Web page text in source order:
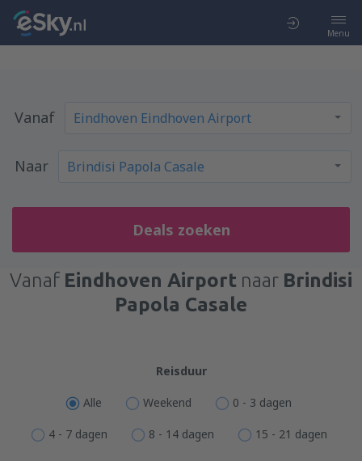
Menu
Vanaf
Naar
Deals zoeken
Vanaf Eindhoven Airport naar Brindisi
Papola Casale
Reisduur
Alle Weekend 0 - 3 dagen
4 - 7 dagen 8 - 14 dagen 15 - 21 dagen